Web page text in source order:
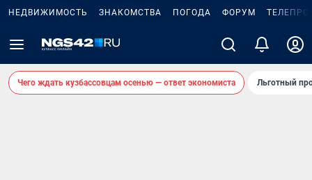
НЕДВИЖИМОСТЬ ЗНАКОМСТВА ПОГОДА ФОРУМ
Чего ждать кузбассовцам осенью — ответ экономиста Льготный